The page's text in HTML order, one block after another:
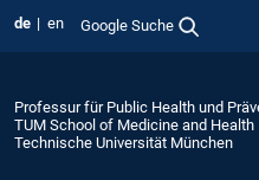
de en Google Suche
Professur für Public Health und
TUM School of Medicine and Health
Technische Universität München